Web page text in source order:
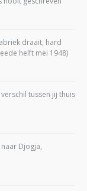
draait, hard
helft mei 1948)
tussen jij thuis
Djogja,